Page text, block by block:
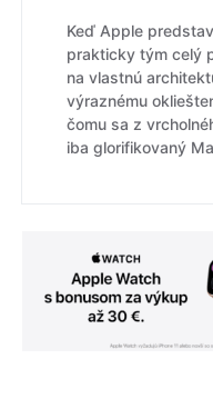
Keď Apple
prakticky tým celý
na vlastnú
výraznému
čomu sa z
iba glorifikovaný